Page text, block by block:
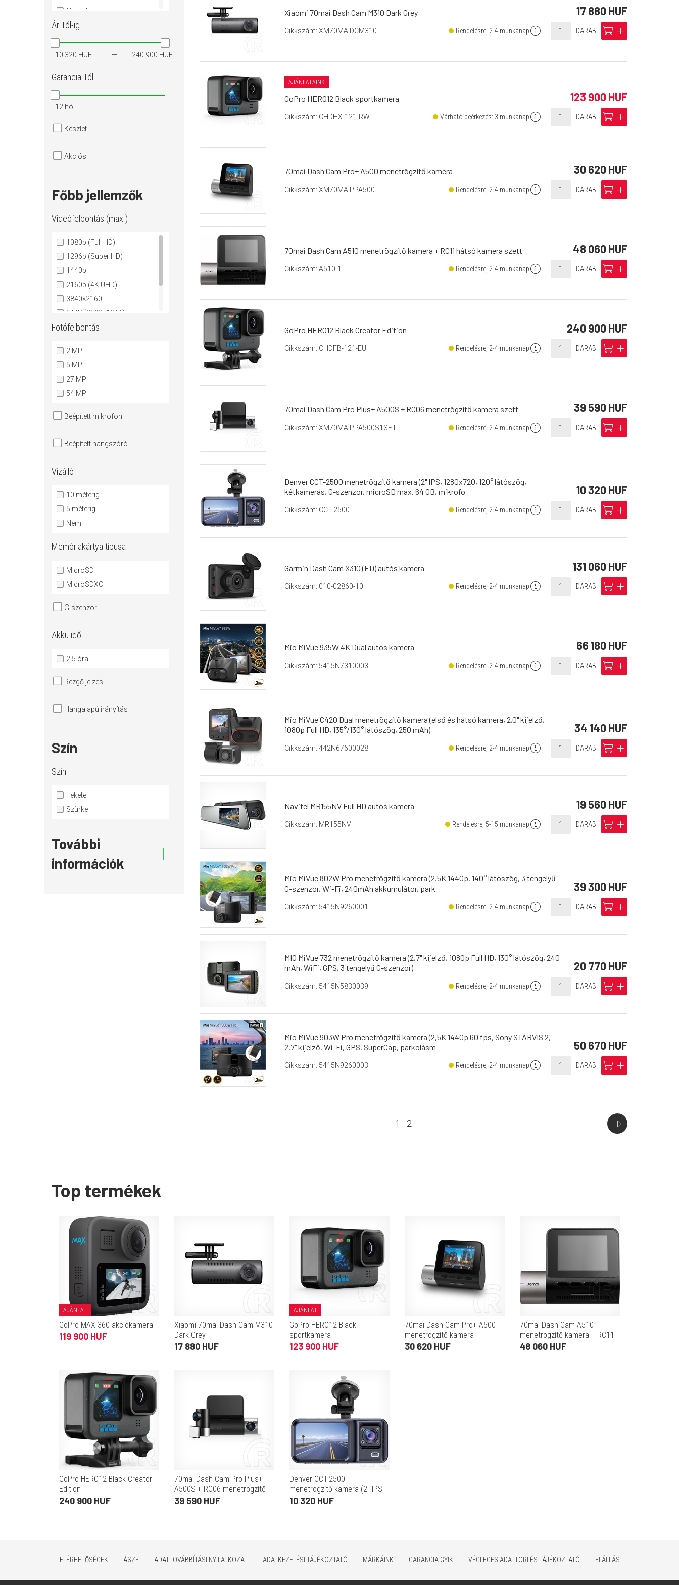
Xiaomi 70mai Dash Cam M310 Dark Grey 17 880 HUF
Cikkszám: XM70MAIDCM310 Rendelésre, 2-4 munkanapinfo DARAB cart add
AJÁNLATAINK
GoPro HERO12 Black sportkamera 123 900 HUF
Cikkszám: CHDHX-121-RW Várható beérkezés: 3 munkanapinfo DARAB cart add
70mai Dash Cam Pro+ A500 menetrögzítő kamera 30 620 HUF
Cikkszám: XM70MAIPPA500 Rendelésre, 2-4 munkanapinfo DARAB cart add
70mai Dash Cam A510 menetrögzítő kamera + RC11 hátsó kamera szett 48 060 HUF
Cikkszám: A510-1 Rendelésre, 2-4 munkanapinfo DARAB cart add
GoPro HERO12 Black Creator Edition 240 900 HUF
Cikkszám: CHDFB-121-EU Rendelésre, 2-4 munkanapinfo DARAB cart add
70mai Dash Cam Pro Plus+ A500S + RC06 menetrögzítő kamera szett 39 590 HUF
Cikkszám: XM70MAIPPA500S1SET Rendelésre, 2-4 munkanapinfo DARAB cart add
Denver CCT-2500 menetrögzítő kamera (2" IPS, 1280x720, 120° látószög,
kétkamerás, G-szenzor, microSD max. 64 GB, mikrofo
10 320 HUF
Cikkszám: CCT-2500 Rendelésre, 2-4 munkanapinfo DARAB cart add
Garmin Dash Cam X310 (ED) autós kamera 131 060 HUF
Cikkszám: 010-02860-10 Rendelésre, 2-4 munkanapinfo DARAB cart add
Mio MiVue 935W 4K Dual autós kamera 66 180 HUF
Cikkszám: 5415N7310003 Rendelésre, 2-4 munkanapinfo DARAB cart add
Mio MiVue C420 Dual menetrögzítő kamera (első és hátsó kamera, 2,0" kijelző,
1080p Full HD, 135°/130° látószög, 250 mAh)
34 140 HUF
Cikkszám: 442N67600028 Rendelésre, 2-4 munkanapinfo DARAB cart add
Navitel MR155NV Full HD autós kamera 19 560 HUF
Cikkszám: MR155NV Rendelésre, 5-15 munkanapinfo DARAB cart add
Mio MiVue 802W Pro menetrögzítő kamera (2.5K 1440p, 140° látószög, 3 tengelyű
G-szenzor, Wi-Fi, 240mAh akkumulátor, park
39 300 HUF
Cikkszám: 5415N9260001 Rendelésre, 2-4 munkanapinfo DARAB cart add
MIO MiVue 732 menetrögzítő kamera (2,7" kijelző, 1080p Full HD, 130° látószög, 240
mAh, WiFi, GPS, 3 tengelyű G-szenzor)
20 770 HUF
Cikkszám: 5415N5830039 Rendelésre, 2-4 munkanapinfo DARAB cart add
Mio MiVue 903W Pro menetrögzítő kamera (2,5K 1440p 60 fps, Sony STARVIS 2,
2,7" kijelző, Wi-Fi, GPS, SuperCap, parkolásm
50 670 HUF
Cikkszám: 5415N9260003 Rendelésre, 2-4 munkanapinfo DARAB cart add
1 2
Navitel
Xiaomi
ÁrTól-ig
10 320 HUF 240 900 HUF
Garancia Tól
12 hó
Készlet
Akciós
Főbb jellemzők
Videófelbontás (max.)
1080p (Full HD)
1296p (Super HD)
1440p
2160p (4K UHD)
3840×2160
5 MP (2592x1944)
5,3K
Fotófelbontás
2 MP
5 MP
27 MP
54 MP
Beépített mikrofon
Beépített hangszóró
Vízálló
10 méterig
5 méterig
Nem
Memóriakártya típusa
MicroSD
MicroSDXC
G-szenzor
Akku idő
2,5 óra
Rezgő jelzés
Hangalapú irányítás
Szín
Szín
Fekete
Szürke
További
információk
Top termékek
AJÁNLAT
GoPro MAX 360 akciókamera
119 900 HUF
Xiaomi 70mai Dash Cam M310
Dark Grey
17 880 HUF
AJÁNLAT
GoPro HERO12 Black
sportkamera
123 900 HUF
70mai Dash Cam Pro+ A500
menetrögzítő kamera
30 620 HUF
70mai Dash Cam A510
menetrögzítő kamera + RC11
hátsó kamera szett
48 060 HUF
GoPro HERO12 Black Creator
Edition
240 900 HUF
70mai Dash Cam Pro Plus+
A500S + RC06 menetrögzítő
kamera szett
39 590 HUF
Denver CCT-2500
menetrögzítő kamera (2" IPS,
1280x720, 120° látószög,
10 320 HUF
ELÉRHETŐSÉGEK ÁSZF ADATTOVÁBBÍTÁSI NYILATKOZAT ADATKEZELÉSI TÁJÉKOZTATÓ MÁRKÁINK GARANCIA GYIK VÉGLEGES ADATTÖRLÉS TÁJÉKOZTATÓ ELÁLLÁS